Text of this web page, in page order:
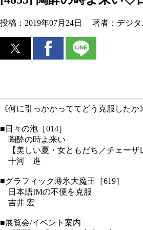
投稿： 2019年07月24日 著者： デジ
《何に引っかかっててどう克服したか》
■日々の泡［014］
陶酔の時よ来い
【美しい夏・女ともだち／チェーザ
十河 進
■グラフィック薄氷大魔王［619］
日本語IMの不便を克服
吉井 宏
■展覧会/イベント案内